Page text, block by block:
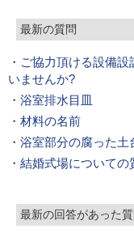
最新の質問
・ご協力頂ける設備
いませんか?
・浴室排水目皿
・材料の名前
・浴室部分の腐った土
・結婚式場についての
最新の回答があった質